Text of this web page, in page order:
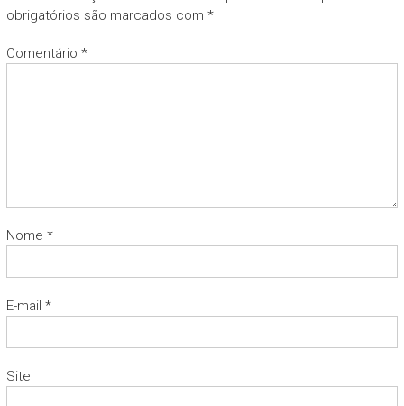
obrigatórios são marcados com *
Comentário *
Nome *
E-mail *
Site